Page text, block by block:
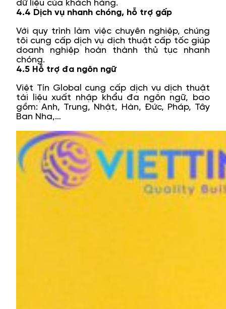
dữ liệu của khách hàng.
4.4 Dịch vụ nhanh chóng, hỗ trợ gấp
Với quy trình làm việc chuyên nghiệp, chúng
tôi cung cấp dịch vụ dịch thuật cấp tốc giúp
doanh nghiệp hoàn thành thủ tục nhanh
chóng.
4.5 Hỗ trợ đa ngôn ngữ
Việt Tín Global cung cấp dịch vụ dịch thuật
tài liệu xuất nhập khẩu đa ngôn ngữ, bao
gồm: Anh, Trung, Nhật, Hàn, Đức, Pháp, Tây
Ban Nha,…